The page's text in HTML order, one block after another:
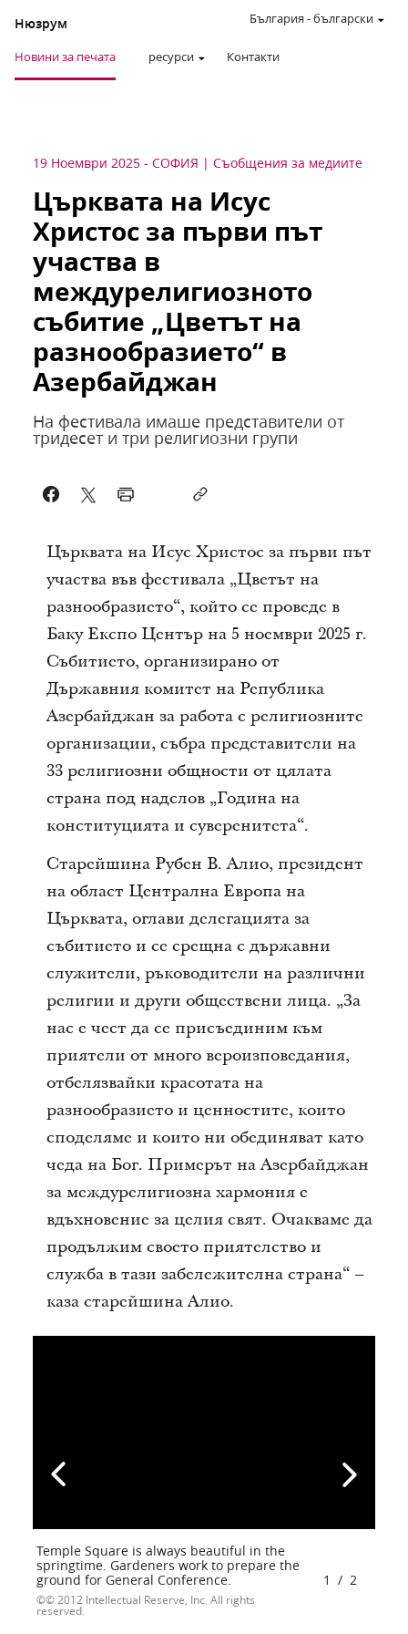
Нюзрум
Новини за печата ресурси Контакти
България -български
19 Ноември 2025 - СОФИЯ Съобщения за медиите
Църквата на Исус
Христос за първи път
участва в
междурелигиозното
събитие „Цветът на
разнообразието“ в
Азербайджан
На фестивала имаше представители от
тридесет и три религиозни групи
Църквата на Исус Христос за първи път
участва във фестивала „Цветът на
разнообразието“, който се проведе в
Баку Експо Център на 5 ноември 2025 г.
Събитието, организирано от
Държавния комитет на Република
Азербайджан за работа с религиозните
организации, събра представители на
33 религиозни общности от цялата
страна под надслов „Година на
конституцията и суверенитета“.
Старейшина Рубен В. Алио, президент
на област Централна Европа на
Църквата, оглави делегацията за
събитието и се срещна с държавни
служители, ръководители на различни
религии и други обществени лица. „За
нас е чест да се присъединим към
приятели от много вероизповедания,
отбелязвайки красотата на
разнообразието и ценностите, които
споделяме и които ни обединяват като
чеда на Бог. Примерът на Азербайджан
за междурелигиозна хармония е
вдъхновение за целия свят. Очакваме да
продължим своето приятелство и
служба в тази забележителна страна“ –
каза старейшина Алио.
Temple Square is always beautiful in the
springtime. Gardeners work to prepare the
ground for General Conference.
© 2012 Intellectual Reserve, Inc. All rights
reserved.
1 / 2